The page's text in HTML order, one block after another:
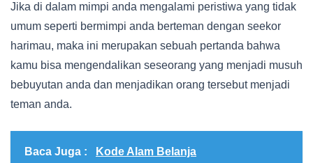
Jika di dalam mimpi anda mengalami peristiwa yang tidak
umum seperti bermimpi anda berteman dengan seekor
harimau, maka ini merupakan sebuah pertanda bahwa
kamu bisa mengendalikan seseorang yang menjadi musuh
bebuyutan anda dan menjadikan orang tersebut menjadi
teman anda.
Baca Juga : Kode Alam Belanja